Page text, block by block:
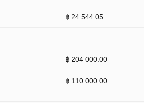
฿ 24 544.05
฿ 204 000.00
฿ 110 000.00